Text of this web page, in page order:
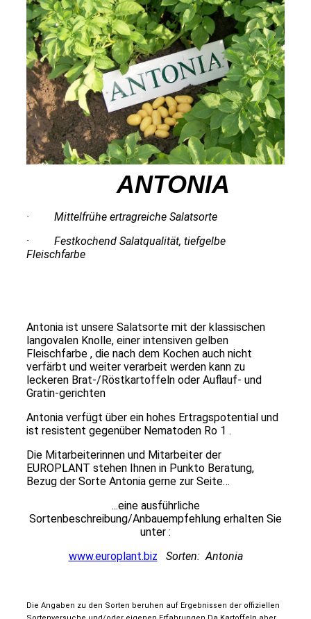
ANTONIA
· Mittelfrühe ertragreiche Salatsorte
· Festkochend Salatqualität, tiefgelbe
Fleischfarbe
Antoniaist unsere Salatsorte mit der klassischen
langovalen Knolle, einer intensiven gelben
Fleischfarbe , die nach dem Kochen auch nicht
verfärbt und weiter verarbeit werden kann zu
leckeren Brat-/Röstkartoffeln oder Auflauf- und
Gratin-gerichten
Antonia verfügt über ein hohes Ertragspotential und
ist resistent gegenüber Nematoden Ro 1 .
Die Mitarbeiterinnen und Mitarbeiter der
EUROPLANT stehen Ihnen in Punkto Beratung,
Bezug der Sorte Antonia gerne zur Seite…
...eine ausführliche
Sortenbeschreibung/Anbauempfehlung erhalten Sie
unter :
www.europlant.biz
Sorten: Antonia
Die Angaben zu den Sorten beruhen auf Ergebnissen der offiziellen